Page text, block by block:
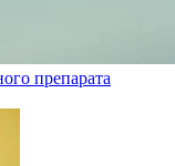
препарата